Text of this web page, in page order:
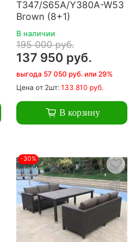
T347/S65A/Y380A-W53
Brown (8+1)
В наличии
195 000 руб.
137 950 руб.
выгода 57 050 руб. или 29%
Цена от 2шт: 133 810 руб.
В корзину
-30%